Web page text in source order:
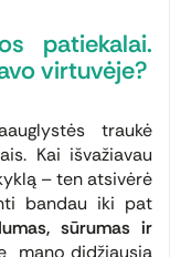
patiekalai.
virtuvėje?
traukė
Kai išvažiavau
– ten atsivėrė
bandau iki pat
sūrumas ir
mano didžiausia